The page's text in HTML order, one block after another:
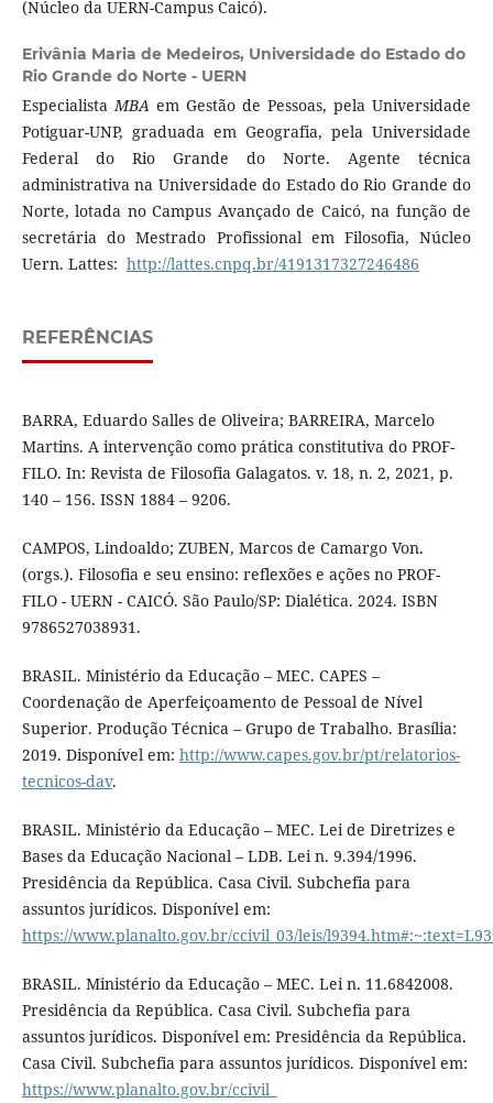
(Núcleo da UERN-Campus Caicó).
Erivânia Maria de Medeiros, Universidade do Estado do
Rio Grande do Norte - UERN
Especialista MBA em Gestão de Pessoas, pela Universidade
Potiguar-UNP, graduada em Geografia, pela Universidade
Federal do Rio Grande do Norte. Agente técnica
administrativa na Universidade do Estado do Rio Grande do
Norte, lotada no Campus Avançado de Caicó, na função de
secretária do Mestrado Profissional em Filosofia, Núcleo
Uern. Lattes: http://lattes.cnpq.br/4191317327246486
REFERÊNCIAS
BARRA, Eduardo Salles de Oliveira; BARREIRA, Marcelo
Martins. A intervenção como prática constitutiva do PROF-
FILO. In: Revista de Filosofia Galagatos. v. 18, n. 2, 2021, p.
140 – 156. ISSN 1884 – 9206.
CAMPOS, Lindoaldo; ZUBEN, Marcos de Camargo Von.
(orgs.). Filosofia e seu ensino: reflexões e ações no PROF-
FILO - UERN - CAICÓ. São Paulo/SP: Dialética. 2024. ISBN
9786527038931.
BRASIL. Ministério da Educação – MEC. CAPES –
Coordenação de Aperfeiçoamento de Pessoal de Nível
Superior. Produção Técnica – Grupo de Trabalho. Brasília:
2019. Disponível em: http://www.capes.gov.br/pt/relatorios-
tecnicos-dav.
BRASIL. Ministério da Educação – MEC. Lei de Diretrizes e
Bases da Educação Nacional – LDB. Lei n. 9.394/1996.
Presidência da República. Casa Civil. Subchefia para
assuntos jurídicos. Disponível em:
https://www.planalto.gov.br/ccivil_03/leis/
BRASIL. Ministério da Educação – MEC. Lei n. 11.6842008.
Presidência da República. Casa Civil. Subchefia para
assuntos jurídicos. Disponível em: Presidência da República.
Casa Civil. Subchefia para assuntos jurídicos. Disponível em:
https://www.planalto.gov.br/ccivil_